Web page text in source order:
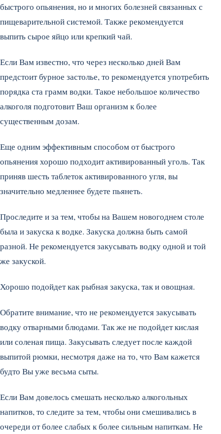
быстрого опьянения, но и многих болезней связанных с
пищеварительной системой. Также рекомендуется
выпить сырое яйцо или крепкий чай.
Если Вам известно, что через несколько дней Вам
предстоит бурное застолье, то рекомендуется употребить
порядка ста грамм водки. Такое небольшое количество
алкоголя подготовит Ваш организм к более
существенным дозам.
Еще одним эффективным способом от быстрого
опьянения хорошо подходит активированный уголь. Так
приняв шесть таблеток активированного угля, вы
значительно медленнее будете пьянеть.
Проследите и за тем, чтобы на Вашем новогоднем столе
была и закуска к водке. Закуска должна быть самой
разной. Не рекомендуется закусывать водку одной и той
же закуской.
Хорошо подойдет как рыбная закуска, так и овощная.
Обратите внимание, что не рекомендуется закусывать
водку отварными блюдами. Так же не подойдет кислая
или соленая пища. Закусывать следует после каждой
выпитой рюмки, несмотря даже на то, что Вам кажется
будто Вы уже весьма сыты.
Если Вам довелось смешать несколько алкогольных
напитков, то следите за тем, чтобы они смешивались в
очереди от более слабых к более сильным напиткам. Не